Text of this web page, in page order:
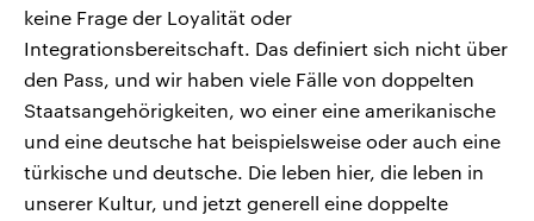
keine Frage der Loyalität oder
Integrationsbereitschaft. Das definiert sich nicht über
den Pass, und wir haben viele Fälle von doppelten
Staatsangehörigkeiten, wo einer eine amerikanische
und eine deutsche hat beispielsweise oder auch eine
türkische und deutsche. Die leben hier, die leben in
unserer Kultur, und jetzt generell eine doppelte